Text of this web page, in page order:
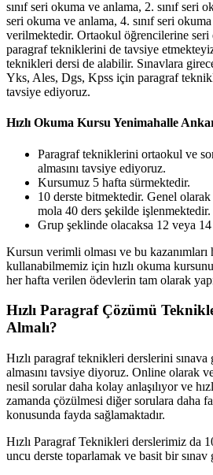
sınıf seri okuma ve anlama, 2. sınıf seri
seri okuma ve anlama, 4. sınıf seri
verilmektedir. Ortaokul öğrencilerine seri
paragraf tekniklerini de tavsiye
teknikleri dersi de alabilir. Sınavlara
Yks, Ales, Dgs, Kpss için paragraf
tavsiye ediyoruz.
Hızlı Okuma Kursu Yenimahalle
Paragraf tekniklerini ortaokul ve
almasını tavsiye ediyoruz.
Kursumuz 5 hafta sürmektedir.
10 derste bitmektedir. Genel
mola 40 ders şekilde işlenmektedir.
Grup şeklinde olacaksa 12 veya
Kursun verimli olması ve bu kazanımları
kullanabilmemiz için hızlı okuma
her hafta verilen ödevlerin tam olarak
Hızlı Paragraf Çözümü
Almalı?
Hızlı paragraf teknikleri derslerini sınava
almasını tavsiye diyoruz. Online olarak
nesil sorular daha kolay anlaşılıyor ve
zamanda çözülmesi diğer sorulara daha
konusunda fayda sağlamaktadır.
Hızlı Paragraf Teknikleri derslerimiz da
uncu derste toparlamak ve basit bir sınav